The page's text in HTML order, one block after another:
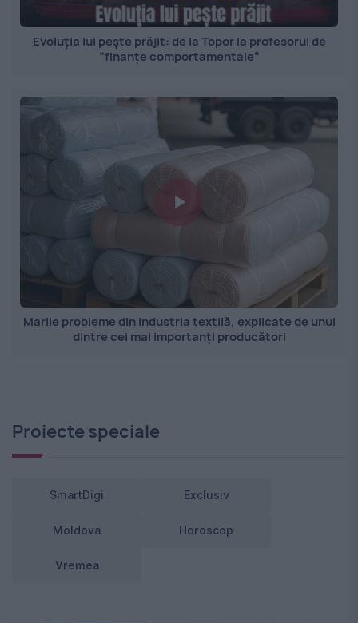
Evoluția lui pește prăjit: de la Topor la profesorul de
”finanțe comportamentale”
Marile probleme din industria textilă, explicate de unul
dintre cei mai importanți producători
Proiecte speciale
SmartDigi Exclusiv
Moldova Horoscop
Vremea